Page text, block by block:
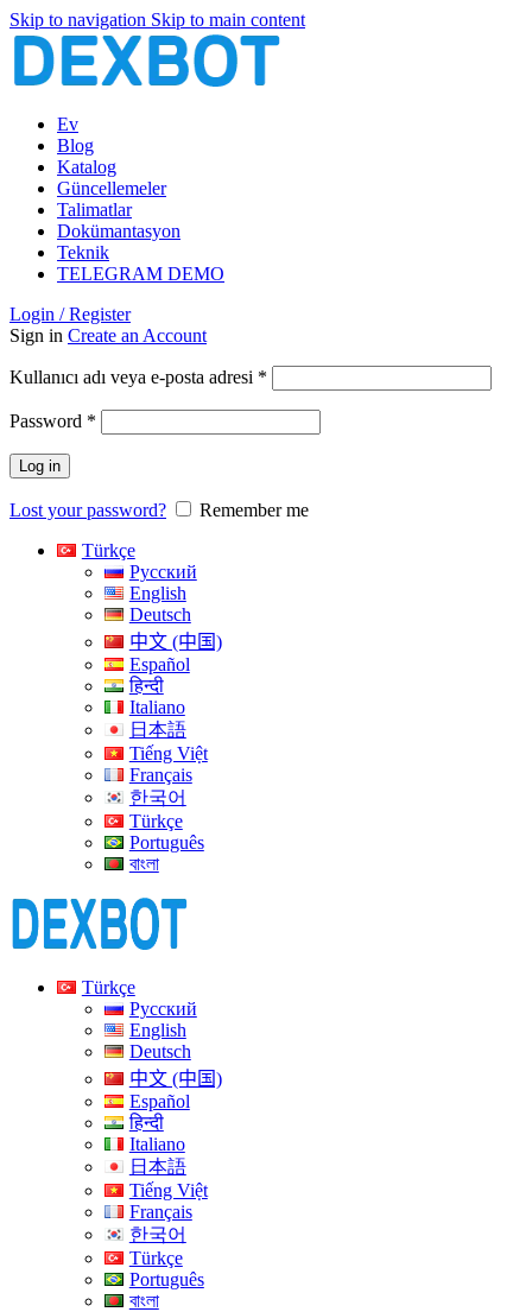
Skip to navigation Skip to main content
Ev
Blog
Katalog
Güncellemeler
Talimatlar
Dokümantasyon
Teknik
TELEGRAM DEMO
Login / Register
Sign in Create an Account
Kullanıcı adı veya e-posta adresi *
Password *
Log in
Lost your password?
Remember me
Türkçe
Русский
English
Deutsch
中文 (中国)
Español
हिन्दी
Italiano
日本語
Tiếng Việt
Français
한국어
Türkçe
Português
বাংলা
Türkçe
Русский
English
Deutsch
中文 (中国)
Español
हिन्दी
Italiano
日本語
Tiếng Việt
Français
한국어
Türkçe
Português
বাংলা